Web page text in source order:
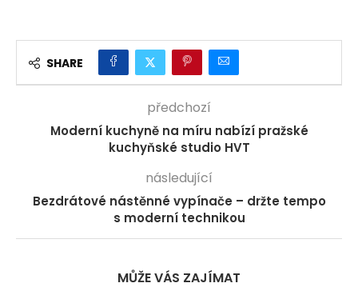
SHARE
předchozí
Moderní kuchyně na míru nabízí pražské
kuchyňské studio HVT
následující
Bezdrátové nástěnné vypínače – držte tempo
s moderní technikou
MŮŽE VÁS ZAJÍMAT